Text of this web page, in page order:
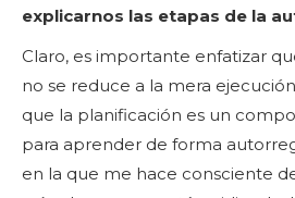
explicarnos las etapas de la
Claro, es importante enfatizar
no se reduce a la mera
que la planificación es un
para aprender de forma
en la que me hace consciente